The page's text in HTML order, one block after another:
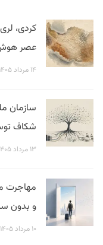
کردی،
عصر هوش
۱۴ مرداد ۱۴۰۵
سازمان
شکاف
۱۳ مرداد ۱۴۰۵
مهاجرت
و بدون
۱۰ مرداد ۱۴۰۵